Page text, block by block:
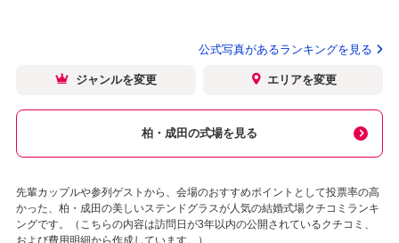
公式写真があるランキングを見る
ジャンルを変更 エリアを変更
柏・成田の式場を見る
先輩カップルや参列ゲストから、会場のおすすめポイントとして投票率の高
かった、柏・成田の美しいステンドグラスが人気の結婚式場クチコミランキ
ングです。（こちらの内容は訪問日が3年以内の公開されているクチコミ、
および費用明細から作成しています。）